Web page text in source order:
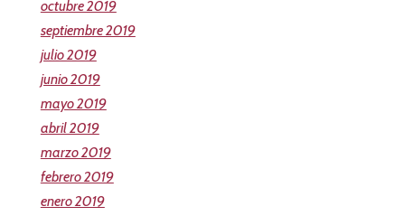
octubre 2019
septiembre 2019
julio 2019
junio 2019
mayo 2019
abril 2019
marzo 2019
febrero 2019
enero 2019